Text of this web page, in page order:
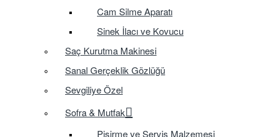
Cam Silme Aparatı
Sinek İlacı ve Kovucu
Saç Kurutma Makinesi
Sanal Gerçeklik Gözlüğü
Sevgiliye Özel
Sofra & Mutfak
Pişirme ve Servis Malzemesi